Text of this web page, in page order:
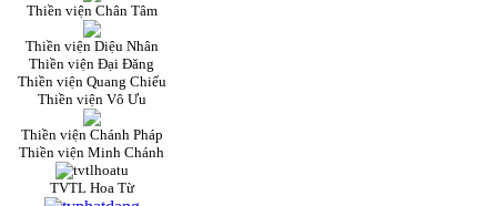
Thiền viện Chân Tâm
Thiền viện Diệu Nhân
Thiền viện Đại Đăng
Thiền viện Quang Chiếu
Thiền viện Vô Ưu
Thiền viện Chánh Pháp
Thiền viện Minh Chánh
TVTL Hoa Từ